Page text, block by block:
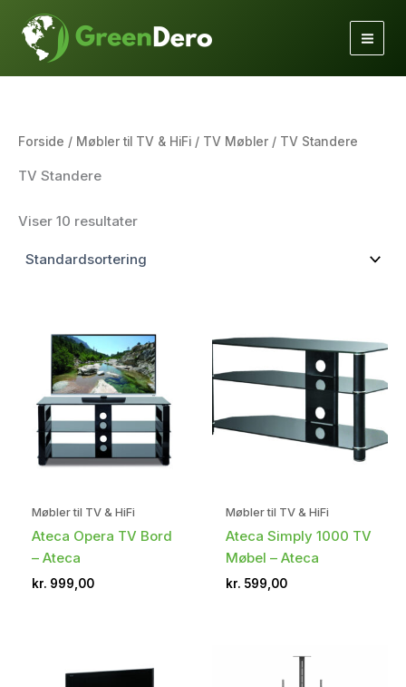
indholdet
Forside / Møbler til TV & HiFi / TV Møbler / TV Standere
TV Standere
Viser 10 resultater
Møbler til TV & HiFi
Ateca Opera TV Bord
– Ateca
kr. 999,00
Møbler til TV & HiFi
Ateca Simply 1000 TV
Møbel – Ateca
kr. 599,00